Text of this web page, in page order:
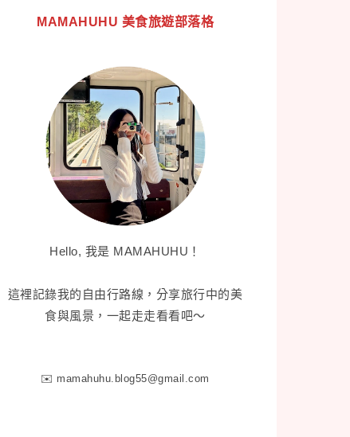
MAMAHUHU 美食旅遊部落格
Hello, 我是 MAMAHUHU！
這裡記錄我的自由行路線，分享旅行中的美
食與風景，一起走走看看吧～
✉️ mamahuhu.blog55@gmail.com